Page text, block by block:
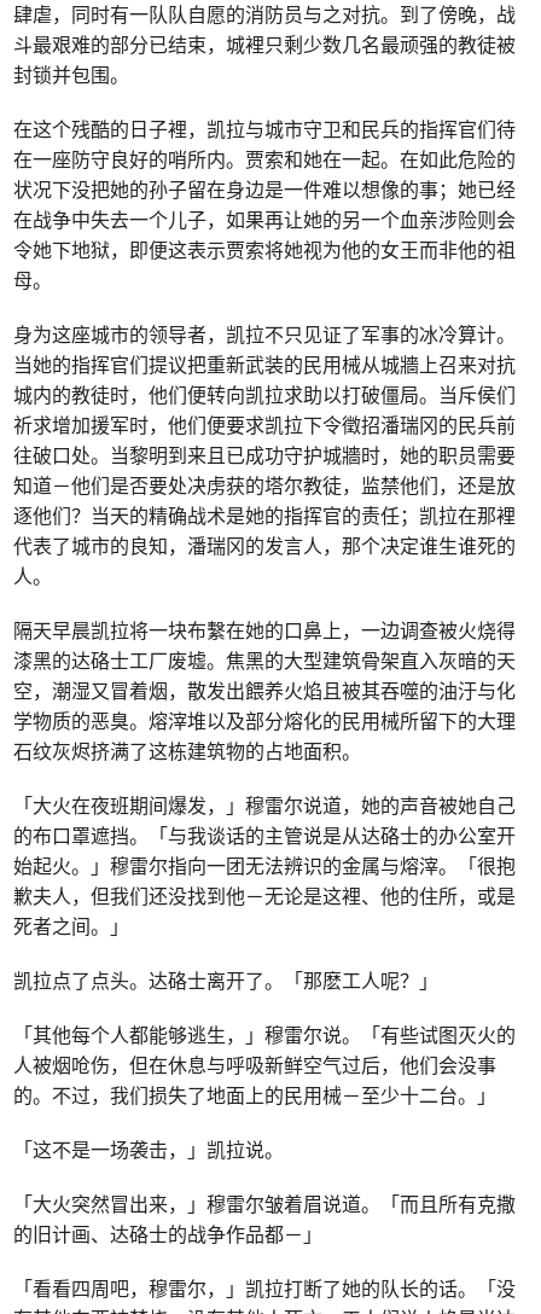
肆虐，同时有一队队自愿的消防员与之对抗。到了傍晚，战
斗最艰难的部分已结束，城裡只剩少数几名最顽强的教徒被
封锁并包围。
在这个残酷的日子裡，凯拉与城市守卫和民兵的指挥官们待
在一座防守良好的哨所内。贾索和她在一起。在如此危险的
状况下没把她的孙子留在身边是一件难以想像的事；她已经
在战争中失去一个儿子，如果再让她的另一个血亲涉险则会
令她下地狱，即便这表示贾索将她视为他的女王而非他的祖
母。
身为这座城市的领导者，凯拉不只见证了军事的冰冷算计。
当她的指挥官们提议把重新武装的民用械从城牆上召来对抗
城内的教徒时，他们便转向凯拉求助以打破僵局。当斥侯们
祈求增加援军时，他们便要求凯拉下令徵招潘瑞冈的民兵前
往破口处。当黎明到来且已成功守护城牆时，她的职员需要
知道－他们是否要处决虏获的塔尔教徒，监禁他们，还是放
逐他们？当天的精确战术是她的指挥官的责任；凯拉在那裡
代表了城市的良知，潘瑞冈的发言人，那个决定谁生谁死的
人。
隔天早晨凯拉将一块布繫在她的口鼻上，一边调查被火烧得
漆黑的达硌士工厂废墟。焦黑的大型建筑骨架直入灰暗的天
空，潮湿又冒着烟，散发出餵养火焰且被其吞噬的油汙与化
学物质的恶臭。熔滓堆以及部分熔化的民用械所留下的大理
石纹灰烬挤满了这栋建筑物的占地面积。
「大火在夜班期间爆发，」穆雷尔说道，她的声音被她自己
的布口罩遮挡。「与我谈话的主管说是从达硌士的办公室开
始起火。」穆雷尔指向一团无法辨识的金属与熔滓。「很抱
歉夫人，但我们还没找到他－无论是这裡、他的住所，或是
死者之间。」
凯拉点了点头。达硌士离开了。「那麽工人呢？」
「其他每个人都能够逃生，」穆雷尔说。「有些试图灭火的
人被烟呛伤，但在休息与呼吸新鲜空气过后，他们会没事
的。不过，我们损失了地面上的民用械－至少十二台。」
「这不是一场袭击，」凯拉说。
「大火突然冒出来，」穆雷尔皱着眉说道。「而且所有克撒
的旧计画、达硌士的战争作品都－」
「看看四周吧，穆雷尔，」凯拉打断了她的队长的话。「没